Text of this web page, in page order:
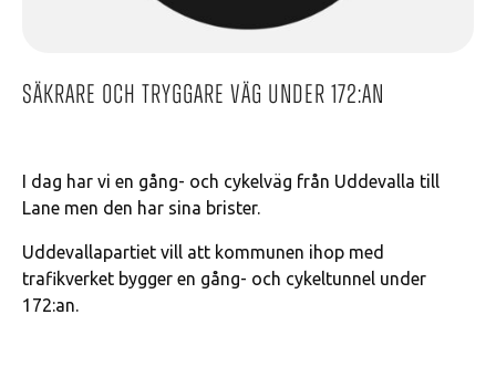
Säkrare och tryggare väg under 172:an
I dag har vi en gång- och cykelväg från Uddevalla till
Lane men den har sina brister.
Uddevallapartiet vill att kommunen ihop med
trafikverket bygger en gång- och cykeltunnel under
172:an.